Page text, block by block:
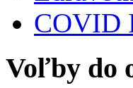
COVID
Voľby do